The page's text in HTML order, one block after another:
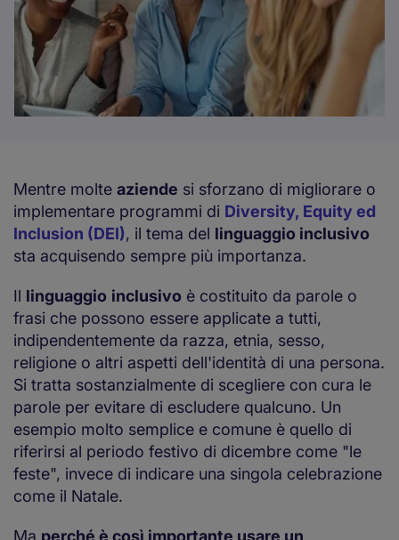
Mentre molte aziende si sforzano di migliorare o
implementare programmi di Diversity, Equity ed
Inclusion (DEI), il tema del linguaggio inclusivo
sta acquisendo sempre più importanza.
Il linguaggio inclusivo è costituito da parole o
frasi che possono essere applicate a tutti,
indipendentemente da razza, etnia, sesso,
religione o altri aspetti dell'identità di una persona.
Si tratta sostanzialmente di scegliere con cura le
parole per evitare di escludere qualcuno. Un
esempio molto semplice e comune è quello di
riferirsi al periodo festivo di dicembre come "le
feste", invece di indicare una singola celebrazione
come il Natale.
Ma perché è così importante usare un